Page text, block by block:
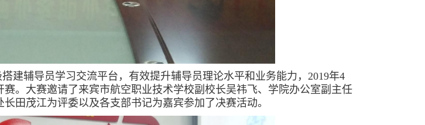
建辅导员学习交流平台，有效提升辅导员理论水平和业务能力，2019年4
。大赛邀请了来宾市航空职业技术学校副校长吴祎飞、学院办公室副主任
田茂江为评委以及各支部书记为嘉宾参加了决赛活动。